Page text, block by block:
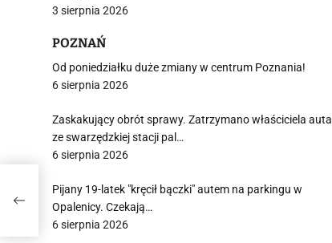
3 sierpnia 2026
POZNAŃ
Od poniedziałku duże zmiany w centrum Poznania!
6 sierpnia 2026
Zaskakujący obrót sprawy. Zatrzymano właściciela auta
ze swarzędzkiej stacji pal…
6 sierpnia 2026
Pijany 19-latek "kręcił bączki" autem na parkingu w
Opalenicy. Czekają…
6 sierpnia 2026